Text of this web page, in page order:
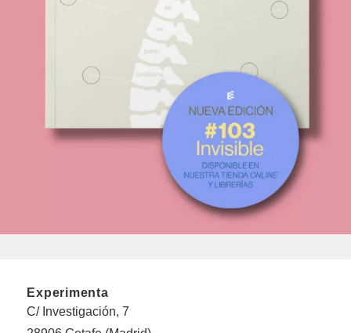
Experimenta
C/ Investigación, 7